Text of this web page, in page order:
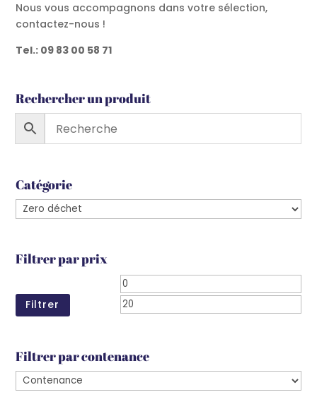
Nous vous accompagnons dans votre sélection,
contactez-nous !
Tel.: 09 83 00 58 71
Rechercher un produit
Catégorie
Filtrer par prix
Prix
min
Filtrer
Filtrer par contenance